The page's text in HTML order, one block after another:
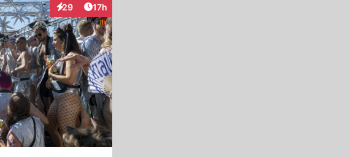
29
InteraktionenArtikel veröffentlicht:
17h